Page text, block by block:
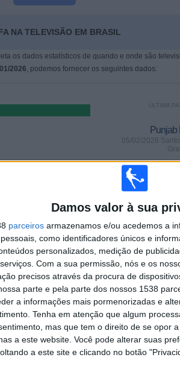
Damos valor à sua
parceiros armazenamos e/ou acedemos a
como identificadores únicos e
personalizados, medição de
Com a sua permissão, nós e os
precisos através da procura de
parte e pela parte dos nossos 1538
a informações mais pormenorizadas e
Tenha em atenção que algum
mas que tem o direito de se opor
a este website. Você pode alterar suas
a este site e clicando no botão
NA TELEVISÃO EM BRASIL
os dados estatísticos de quando e onde são
2026, podemos fornecer os seguintes dados:
ÚLTIMA
Punjab
05/02/2026
SEM
0
CONSECUTIVOS
PAGOS
TOTAL
1
COMPETIÇÕES
RANKING POR COMPETIÇÕES